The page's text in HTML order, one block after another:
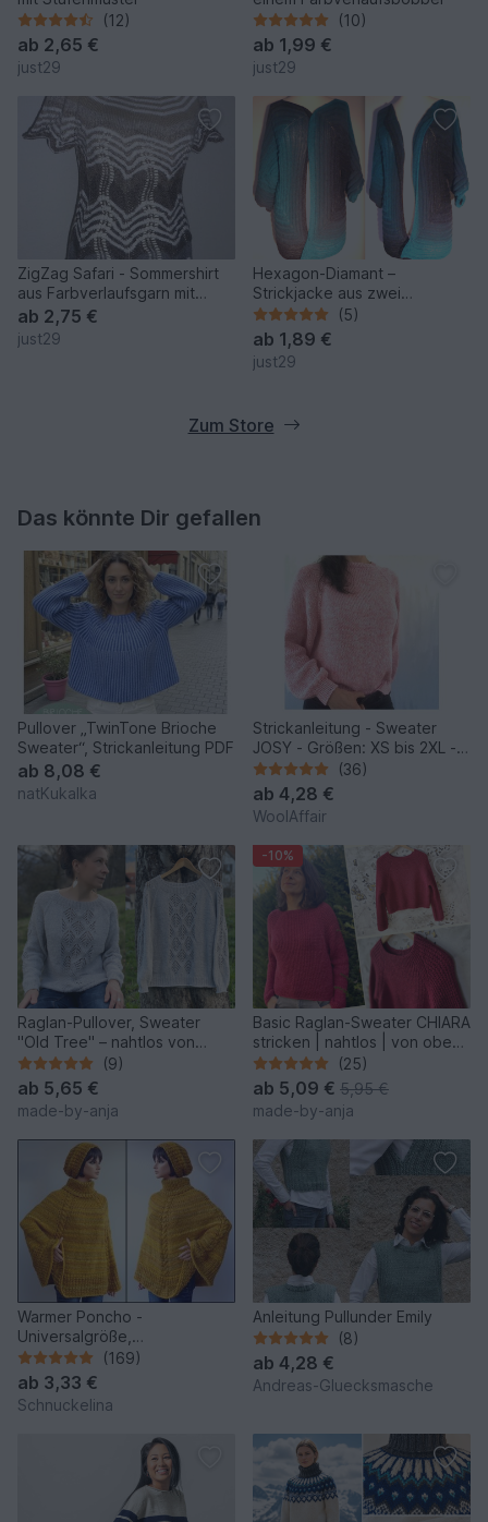
(12)
ab 2,65 €
just29
(10)
ab 1,99 €
just29
ZigZag Safari - Sommershirt
aus Farbverlaufsgarn mit
unifarbenem Garn
ab 2,75 €
just29
Hexagon-Diamant –
Strickjacke aus zwei
Farbverlaufsbobbeln
(5)
ab 1,89 €
just29
Zum Store
Das könnte Dir gefallen
Pullover „TwinTone Brioche
Sweater“, Strickanleitung PDF
ab 8,08 €
natKukalka
Strickanleitung - Sweater
JOSY - Größen: XS bis 2XL -
No.235E
(36)
ab 4,28 €
WoolAffair
Raglan-Pullover, Sweater
"Old Tree" – nahtlos von
oben gestrickt
(9)
ab 5,65 €
made-by-anja
-10%
Basic Raglan-Sweater CHIARA
stricken | nahtlos | von oben |
8 Größen
(25)
ab 5,09 € 5,95 €
made-by-anja
Warmer Poncho -
Universalgröße,
Strickanleitung für Anfänger
(169)
ab 3,33 €
Schnuckelina
Anleitung Pullunder Emily
(8)
ab 4,28 €
Andreas-Gluecksmasche